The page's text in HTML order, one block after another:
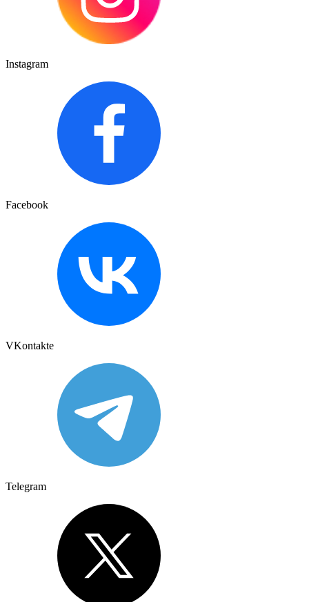
Instagram
Facebook
VKontakte
Telegram